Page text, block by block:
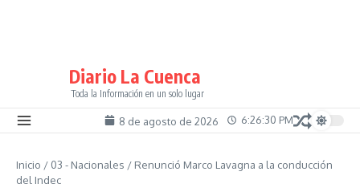
Diario La Cuenca
Toda la Información en un solo lugar
8 de agosto de 2026 6:26:30 PM
Inicio / 03 - Nacionales / Renunció Marco Lavagna a la conducción
del Indec